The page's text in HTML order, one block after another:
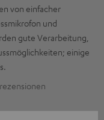
von einfacher
und
gute Verarbeitung,
einige